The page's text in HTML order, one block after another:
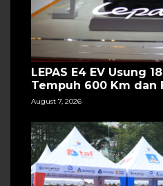
LEPAS E4 EV Usung
Tempuh 600 Km dan
August 7, 2026